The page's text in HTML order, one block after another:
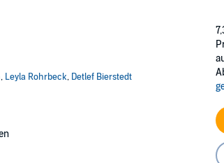
, Leyla Rohrbeck, Detlef Bierstedt